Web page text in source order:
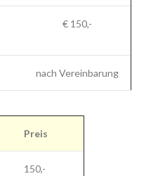
€ 150,-
nach Vereinbarung
Preis
150,-